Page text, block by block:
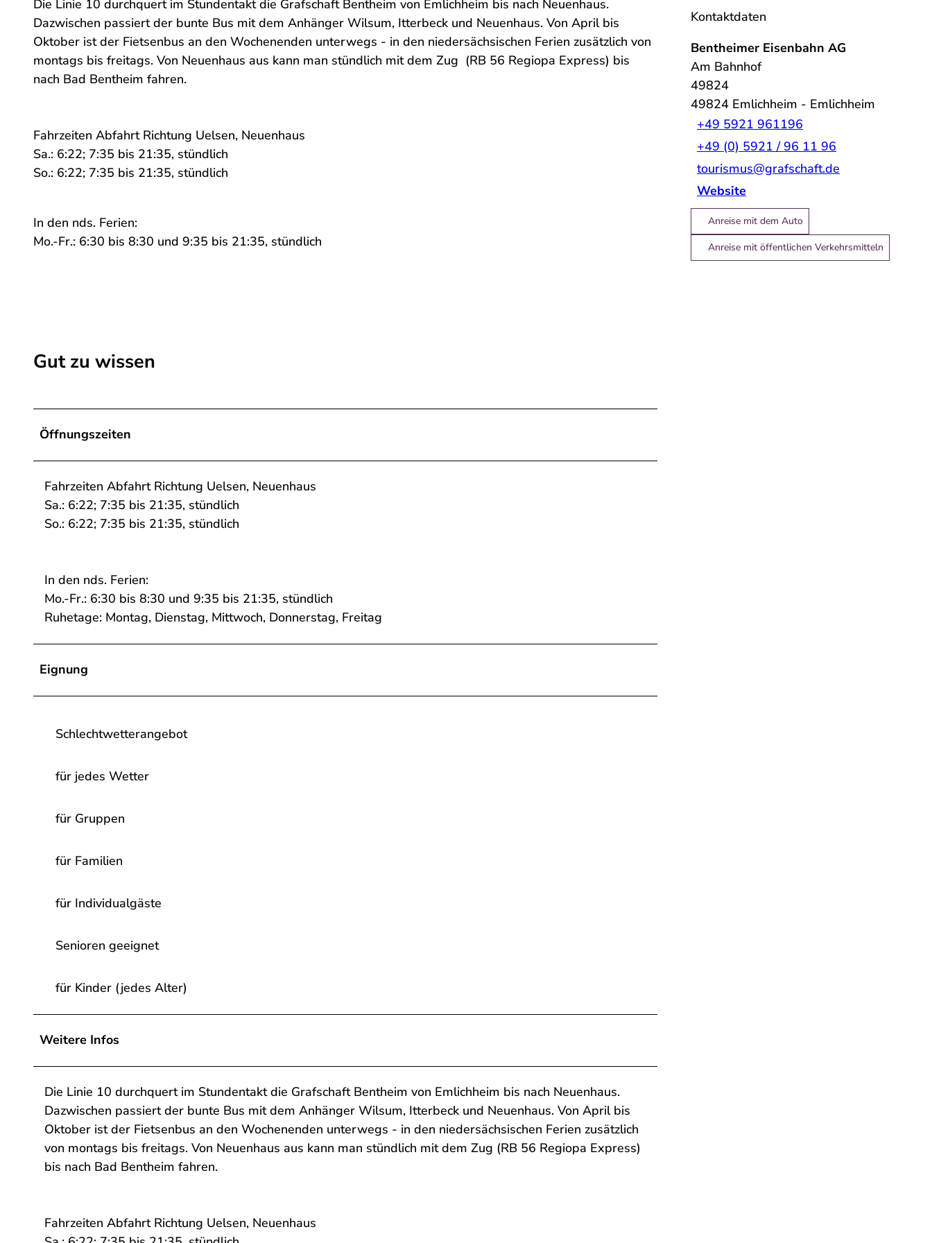
e
s
t
e
e
.
p
Die Linie 10 durchquert im Stundentakt die Grafschaft Bentheim von Emlichheim bis nach Neuenhaus.
Dazwischen passiert der bunte Bus mit dem Anhänger Wilsum, Itterbeck und Neuenhaus. Von April bis
Oktober ist der Fietsenbus an den Wochenenden unterwegs - in den niedersächsischen Ferien zusätzlich von
montags bis freitags. Von Neuenhaus aus kann man stündlich mit dem Zug (RB 56 Regiopa Express) bis
nach Bad Bentheim fahren.
Fahrzeiten Abfahrt Richtung Uelsen, Neuenhaus
Sa.: 6:22; 7:35 bis 21:35, stündlich
So.: 6:22; 7:35 bis 21:35, stündlich
In den nds. Ferien:
Mo.-Fr.: 6:30 bis 8:30 und 9:35 bis 21:35, stündlich
Gut zu wissen
Öffnungszeiten
Fahrzeiten Abfahrt Richtung Uelsen, Neuenhaus
Sa.: 6:22; 7:35 bis 21:35, stündlich
So.: 6:22; 7:35 bis 21:35, stündlich
In den nds. Ferien:
Mo.-Fr.: 6:30 bis 8:30 und 9:35 bis 21:35, stündlich
Ruhetage: Montag, Dienstag, Mittwoch, Donnerstag, Freitag
Eignung
Schlechtwetterangebot
für jedes Wetter
für Gruppen
für Familien
für Individualgäste
Senioren geeignet
für Kinder (jedes Alter)
Weitere Infos
Die Linie 10 durchquert im Stundentakt die Grafschaft Bentheim von Emlichheim bis nach Neuenhaus.
Dazwischen passiert der bunte Bus mit dem Anhänger Wilsum, Itterbeck und Neuenhaus. Von April bis
Oktober ist der Fietsenbus an den Wochenenden unterwegs - in den niedersächsischen Ferien zusätzlich
von montags bis freitags. Von Neuenhaus aus kann man stündlich mit dem Zug (RB 56 Regiopa Express)
bis nach Bad Bentheim fahren.
Fahrzeiten Abfahrt Richtung Uelsen, Neuenhaus
Kontaktdaten
Bentheimer Eisenbahn AG
Am Bahnhof
49824
49824 Emlichheim - Emlichheim
+49 5921 961196
+49 (0) 5921 / 96 11 96
tourismus@grafschaft.de
Website
Anreise mit dem Auto
Anreise mit öffentlichen Verkehrsmitteln